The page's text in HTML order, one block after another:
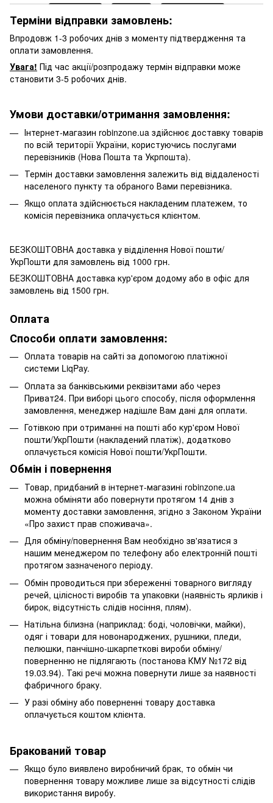
Терміни відправки замовлень:
Впродовж 1-3 робочих днів з моменту підтвердження та
оплати замовлення.
Увага! Під час акції/розпродажу термін відправки може
становити 3-5 робочих днів.
Умови доставки/отримання замовлення:
Інтернет-магазин robinzone.ua здійснює доставку товарів
по всій території України, користуючись послугами
перевізників (Нова Пошта та Укрпошта).
Термін доставки замовлення залежить від віддаленості
населеного пункту та обраного Вами перевізника.
Якщо оплата здійснюється накладеним платежем, то
комісія перевізника оплачується клієнтом.
БЕЗКОШТОВНА доставка у відділення Нової пошти/
УкрПошти для замовлень від 1000 грн.
БЕЗКОШТОВНА доставка кур'єром додому або в офіс для
замовлень від 1500 грн.
Оплата
Способи оплати замовлення:
Оплата товарів на сайті за допомогою платіжної
системи LiqPay.
Оплата за банківськими реквізитами або через
Приват24. При виборі цього способу, після оформлення
замовлення, менеджер надішле Вам дані для оплати.
Готівкою при отриманні на пошті або кур'єром Нової
пошти/УкрПошти (накладений платіж), додатково
оплачується комісія Нової пошти/УкрПошти.
Обмін і повернення
Товар, придбаний в інтернет-магазині robinzone.ua
можна обміняти або повернути протягом 14 днів з
моменту доставки замовлення, згідно з Законом України
«Про захист прав споживача».
Для обміну/повернення Вам необхідно зв'язатися з
нашим менеджером по телефону або електронній пошті
протягом зазначеного періоду.
Обмін проводиться при збереженні товарного вигляду
речей, цілісності виробів та упаковки (наявність ярликів і
бирок, відсутність слідів носіння, плям).
Натільна білизна (наприклад: боді, чоловічки, майки),
одяг і товари для новонароджених, рушники, пледи,
пелюшки, панчішно-шкарпеткові вироби обміну/
поверненню не підлягають (постанова КМУ №172 від
19.03.94). Такі речі можна повернути лише за наявності
фабричного браку.
У разі обміну або поверненні товару доставка
оплачується коштом клієнта.
Бракований товар
Якщо було виявлено виробничий брак, то обмін чи
повернення товару можливе лише за відсутності слідів
використання виробу.